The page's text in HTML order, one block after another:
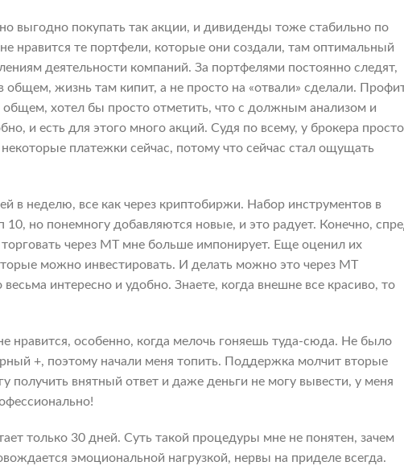
выгодно покупать так акции, и дивиденды тоже стабильно по
нравится те портфели, которые они создали, там оптимальный
деятельности компаний. За портфелями постоянно следят,
жизнь там кипит, а не просто на «отвали» сделали.
общем, хотел бы просто отметить, что с должным анализом и
и есть для этого много акций. Судя по всему, у брокера просто
платежки сейчас, потому что сейчас стал ощущать
в неделю, все как через криптобиржи. Набор инструментов в
но понемногу добавляются новые, и это радует. Конечно,
через МТ мне больше импонирует. Еще оценил их
можно инвестировать. И делать можно это через МТ
интересно и удобно. Знаете, когда внешне все красиво, то
нравится, особенно, когда мелочь гоняешь туда-сюда. Не было
+, поэтому начали меня топить. Поддержка молчит вторые
получить внятный ответ и даже деньги не могу вывести, у меня
только 30 дней. Суть такой процедуры мне не понятен, зачем
эмоциональной нагрузкой, нервы на приделе всегда.